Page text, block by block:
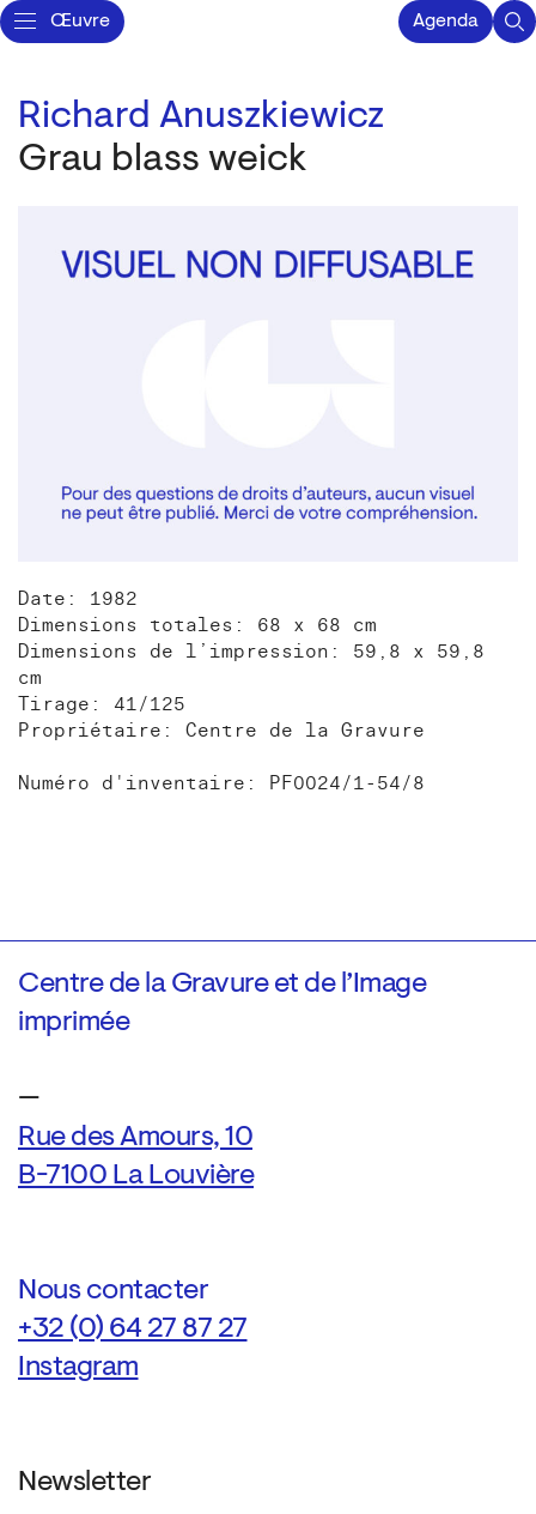
Œuvre Agenda
Richard Anuszkiewicz
Grau blass weick
Date: 1982
Dimensions totales: 68 x 68 cm
Dimensions de l’impression: 59,8 x 59,8
cm
Tirage: 41/125
Propriétaire: Centre de la Gravure
Numéro d'inventaire: PF0024/1-54/8
Centre de la Gravure et de l’Image
imprimée
—
Rue des Amours, 10
B-7100 La Louvière
Nous contacter
+32 (0) 64 27 87 27
Instagram
Newsletter